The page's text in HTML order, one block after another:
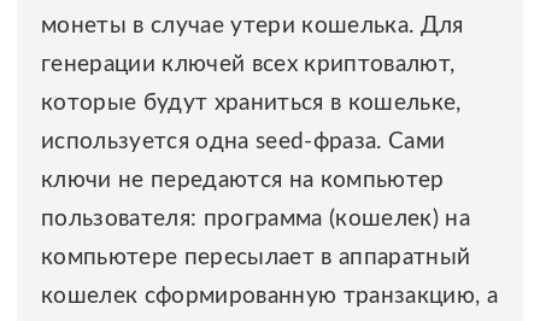
монеты в случае утери кошелька. Для
генерации ключей всех криптовалют,
которые будут храниться в кошельке,
используется одна seed-фраза. Сами
ключи не передаются на компьютер
пользователя: программа (кошелек) на
компьютере пересылает в аппаратный
кошелек сформированную транзакцию, а